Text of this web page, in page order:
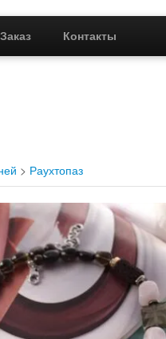
Заказ Контакты
> Раухтопаз